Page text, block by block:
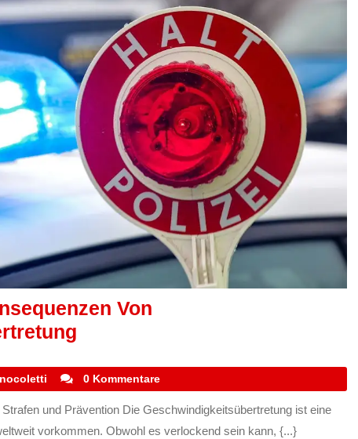
Von
Und
Konsequenzen
Von
stefanocoletti
0 Kommentare
vorkommen. Obwohl es verlockend sein kann, {...}